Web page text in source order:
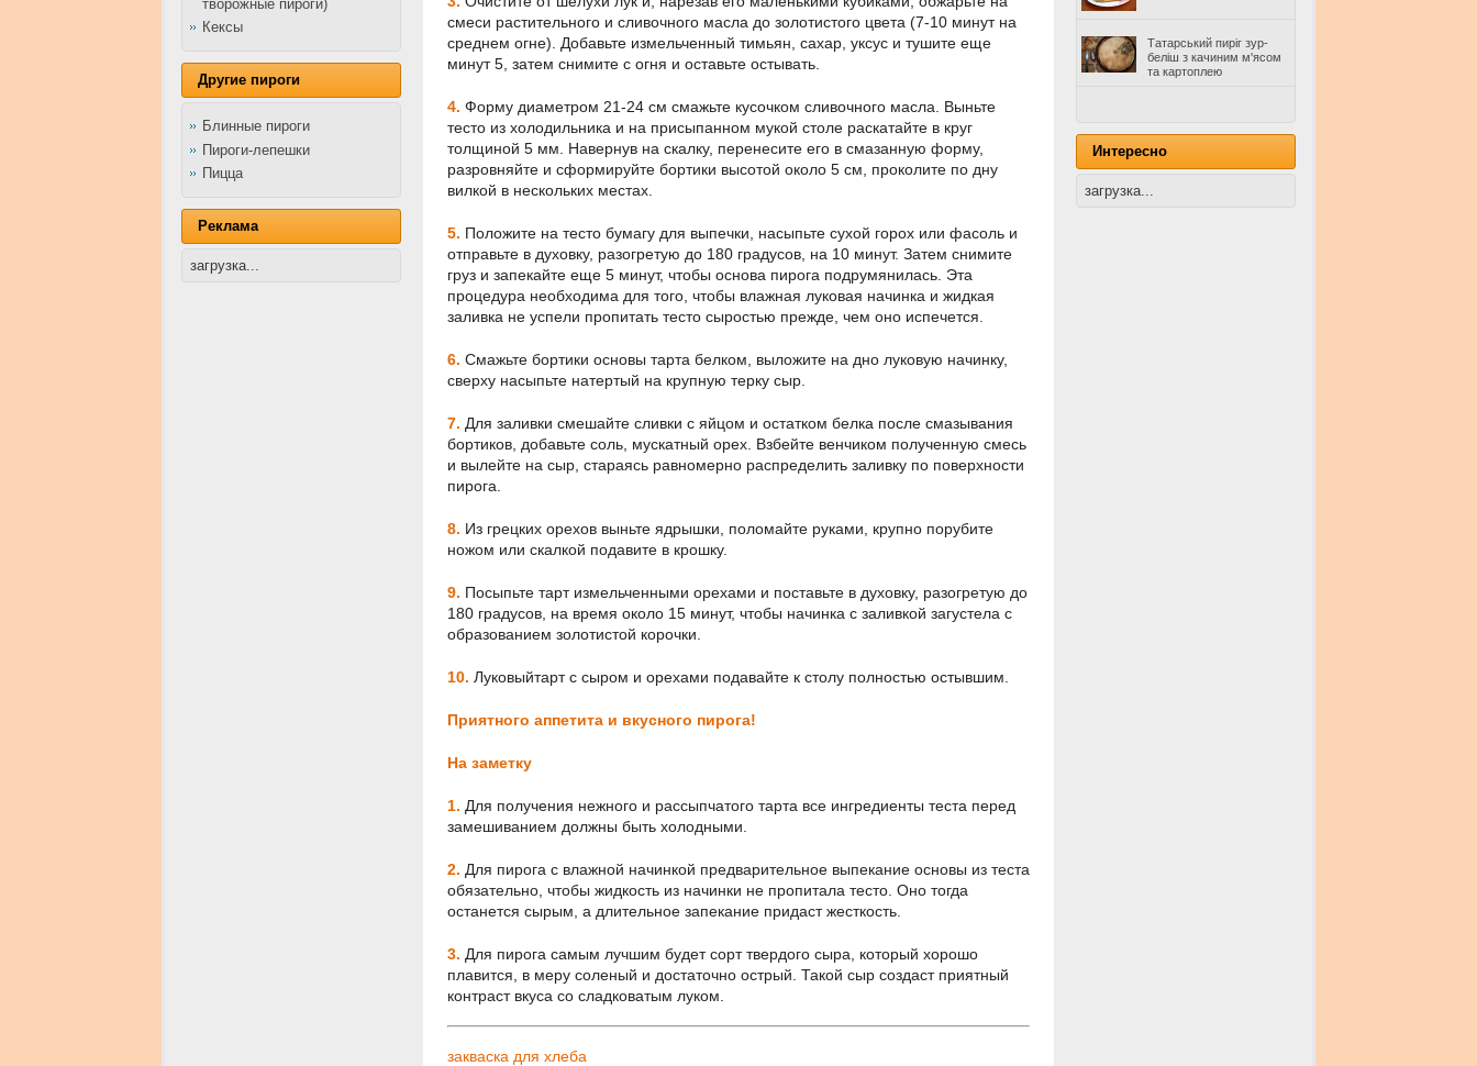
творожные пироги)
Кексы
Другие пироги
Блинные пироги
Пироги-лепешки
Пицца
Реклама
загрузка...
смеси растительного и сливочного масла до золотистого цвета (7-10 минут на
среднем огне). Добавьте измельченный тимьян, сахар, уксус и тушите еще
минут 5, затем снимите с огня и оставьте остывать.
4. Форму диаметром 21-24 см смажьте кусочком сливочного масла. Выньте
тесто из холодильника и на присыпанном мукой столе раскатайте в круг
толщиной 5 мм. Навернув на скалку, перенесите его в смазанную форму,
разровняйте и сформируйте бортики высотой около 5 см, проколите по дну
вилкой в нескольких местах.
5. Положите на тесто бумагу для выпечки, насыпьте сухой горох или фасоль и
отправьте в духовку, разогретую до 180 градусов, на 10 минут. Затем снимите
груз и запекайте еще 5 минут, чтобы основа пирога подрумянилась. Эта
процедура необходима для того, чтобы влажная луковая начинка и жидкая
заливка не успели пропитать тесто сыростью прежде, чем оно испечется.
6. Смажьте бортики основы тарта белком, выложите на дно луковую начинку,
сверху насыпьте натертый на крупную терку сыр.
7. Для заливки смешайте сливки с яйцом и остатком белка после смазывания
бортиков, добавьте соль, мускатный орех. Взбейте венчиком полученную смесь
и вылейте на сыр, стараясь равномерно распределить заливку по поверхности
пирога.
8. Из грецких орехов выньте ядрышки, поломайте руками, крупно порубите
ножом или скалкой подавите в крошку.
9. Посыпьте тарт измельченными орехами и поставьте в духовку, разогретую до
180 градусов, на время около 15 минут, чтобы начинка с заливкой загустела с
образованием золотистой корочки.
10. Луковыйтарт с сыром и орехами подавайте к столу полностью остывшим.
Приятного аппетита и вкусного пирога!
На заметку
1. Для получения нежного и рассыпчатого тарта все ингредиенты теста перед
замешиванием должны быть холодными.
2. Для пирога с влажной начинкой предварительное выпекание основы из теста
обязательно, чтобы жидкость из начинки не пропитала тесто. Оно тогда
останется сырым, а длительное запекание придаст жесткость.
3. Для пирога самым лучшим будет сорт твердого сыра, который хорошо
плавится, в меру соленый и достаточно острый. Такой сыр создаст приятный
контраст вкуса со сладковатым луком.
закваска для хлеба
Татарський пиріг зур-
беліш з качиним м'ясом
та картоплею
Интересно
загрузка...